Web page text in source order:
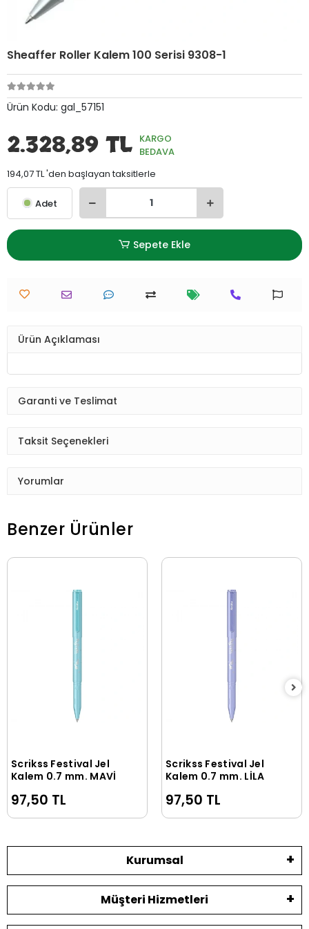
Sheaffer Roller Kalem 100 Serisi 9308-1
Ürün Kodu: gal_57151
2.328,89 TL KARGO
BEDAVA
194,07 TL 'den başlayan taksitlerle
Adet
Sepete Ekle
Ürün Açıklaması
Garanti ve Teslimat
Taksit Seçenekleri
Yorumlar
Benzer Ürünler
Sepete Ekle
Scrikss Festival Jel
Kalem 0.7 mm. MAVİ
97,50 TL
Sepete Ekle
Scrikss Festival Jel
Kalem 0.7 mm. LİLA
97,50 TL
Kurumsal
Müşteri Hizmetleri